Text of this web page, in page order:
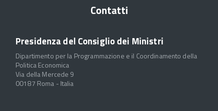
Contatti
Presidenza del Consiglio dei Ministri
Dipartimento per la Programmazione e il Coordinamento della
Politica Economica
Via della Mercede 9
00187 Roma - Italia